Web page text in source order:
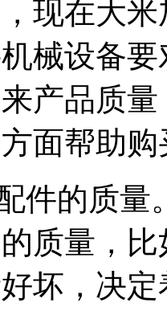
现在大
械设备
产品质
面帮助
的质量
质量，
坏，决